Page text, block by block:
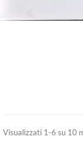
Visualizzati 1-6 su 10